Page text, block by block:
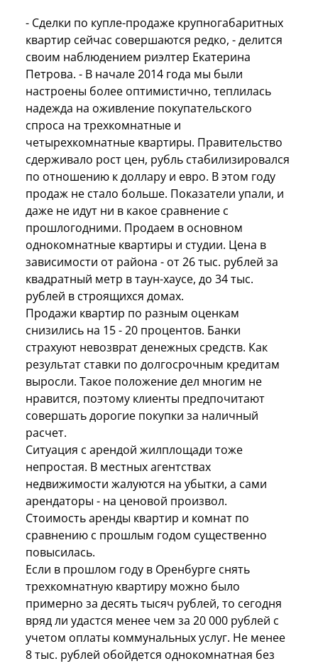
- Сделки по купле-продаже крупногабаритных
квартир сейчас совершаются редко, - делится
своим наблюдением риэлтер Екатерина
Петрова. - В начале 2014 года мы были
настроены более оптимистично, теплилась
надежда на оживление покупательского
спроса на трехкомнатные и
четырехкомнатные квартиры. Правительство
сдерживало рост цен, рубль стабилизировался
по отношению к доллару и евро. В этом году
продаж не стало больше. Показатели упали, и
даже не идут ни в какое сравнение с
прошлогодними. Продаем в основном
однокомнатные квартиры и студии. Цена в
зависимости от района - от 26 тыс. рублей за
квадратный метр в таун-хаусе, до 34 тыс.
рублей в строящихся домах.
Продажи квартир по разным оценкам
снизились на 15 - 20 процентов. Банки
страхуют невозврат денежных средств. Как
результат ставки по долгосрочным кредитам
выросли. Такое положение дел многим не
нравится, поэтому клиенты предпочитают
совершать дорогие покупки за наличный
расчет.
Ситуация с арендой жилплощади тоже
непростая. В местных агентствах
недвижимости жалуются на убытки, а сами
арендаторы - на ценовой произвол.
Стоимость аренды квартир и комнат по
сравнению с прошлым годом существенно
повысилась.
Если в прошлом году в Оренбурге снять
трехкомнатную квартиру можно было
примерно за десять тысяч рублей, то сегодня
вряд ли удастся менее чем за 20 000 рублей с
учетом оплаты коммунальных услуг. Не менее
8 тыс. рублей обойдется однокомнатная без